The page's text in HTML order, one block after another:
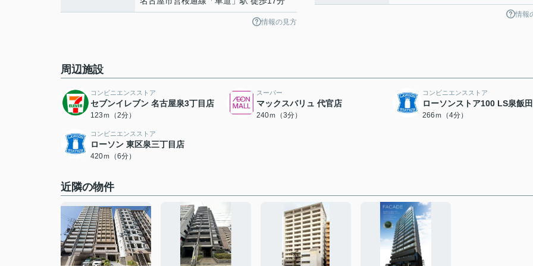
情報の見方
情報
周辺施設
コンビニエンスストア
セブンイレブン 名古屋泉3丁目店
123ｍ（2分）
スーパー
マックスバリュ 代官店
240ｍ（3分）
コンビニエンスストア
ローソンストア100 LS泉飯
266ｍ（4分）
コンビニエンスストア
ローソン 東区泉三丁目店
420ｍ（6分）
近隣の物件